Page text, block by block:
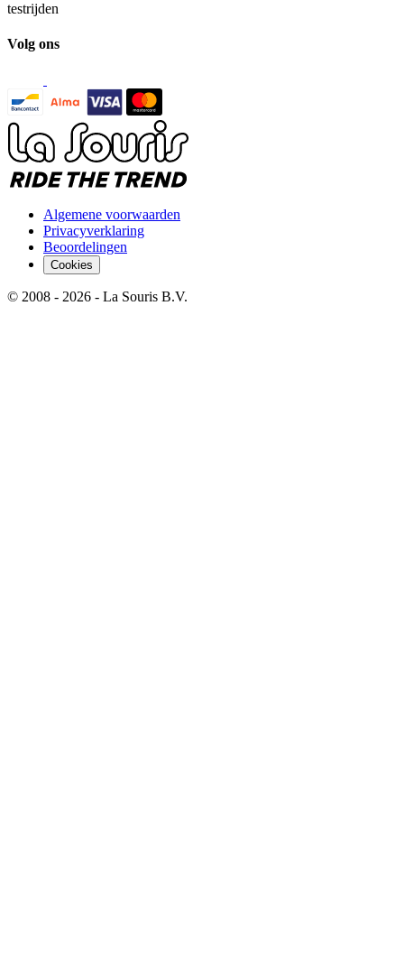
testrijden
Volg ons
Algemene voorwaarden
Privacyverklaring
Beoordelingen
Cookies
© 2008 - 2026 - La Souris B.V.